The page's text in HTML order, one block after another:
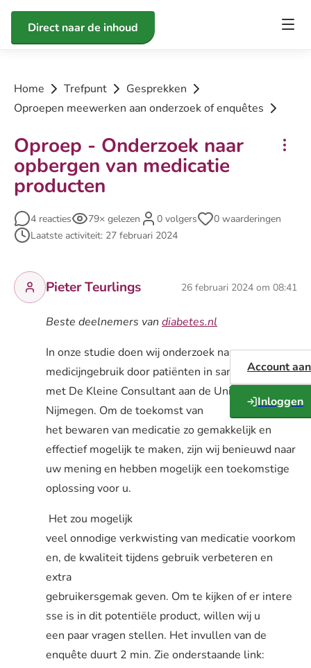
Direct naar de inhoud
Account
Inloggen
Home Trefpunt
Gesprekken
Oproepen meewerken aan onderzoek of enquêtes
Oproep - Onderzoek naar
opbergen van medicatie
producten
4 reacties 79× gelezen 0 volgers
0 waarderingen
Laatste activiteit: 27 februari 2024
Pieter Teurlings 26 februari 2024 om 08:41
Beste deelnemers van diabetes.nl
In onze studie doen wij onderzoek naar
medicijngebruik door patiënten in samenwerking
met De Kleine Consultant aan de Universiteit
Nijmegen. Om de toekomst van
het bewaren van medicatie zo gemakkelijk en
effectief mogelijk te maken, zijn wij benieuwd naar
uw mening en hebben mogelijk een toekomstige
oplossing voor u.
Het zou mogelijk
veel onnodige verkwisting van medicatie voorkom
en, de kwaliteit tijdens gebruik verbeteren en
extra
gebruikersgemak geven. Om te kijken of er intere
sse is in dit potentiële product, willen wij u
een paar vragen stellen. Het invullen van de
enquête duurt 2 min. Zie onderstaande link: